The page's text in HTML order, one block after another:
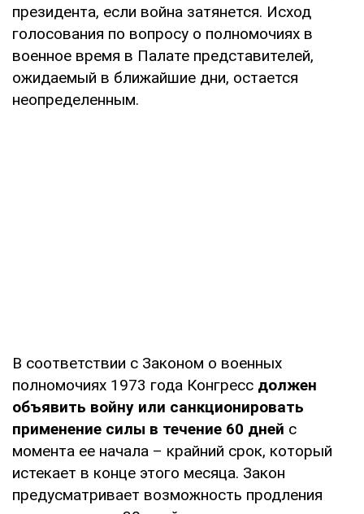
президента, если война затянется. Исход
голосования по вопросу о полномочиях в
военное время в Палате представителей,
ожидаемый в ближайшие дни, остается
неопределенным.
В соответствии с Законом о военных
полномочиях 1973 года Конгресс должен
объявить войну или санкционировать
применение силы в течение 60 дней с
момента ее начала – крайний срок, который
истекает в конце этого месяца. Закон
предусматривает возможность продления